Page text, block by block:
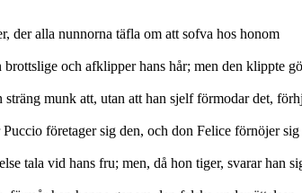
der alla nunnorna täfla om att sofva hos honom
och afklipper hans hår; men den klippte
munk att, utan att han sjelf förmodar det,
företager sig den, och don Felice förnöjer sig
tala vid hans fru; men, då hon tiger, svarar han